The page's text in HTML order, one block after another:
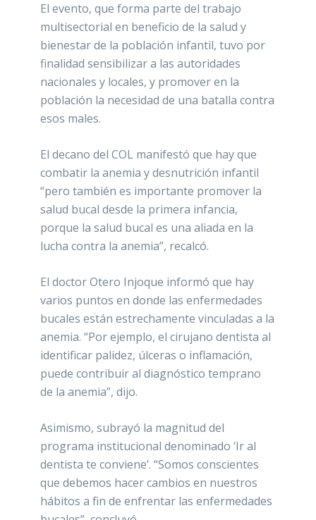
El evento, que forma parte del trabajo
multisectorial en beneficio de la salud y
bienestar de la población infantil, tuvo por
finalidad sensibilizar a las autoridades
nacionales y locales, y promover en la
población la necesidad de una batalla contra
esos males.
El decano del COL manifestó que hay que
combatir la anemia y desnutrición infantil
“pero también es importante promover la
salud bucal desde la primera infancia,
porque la salud bucal es una aliada en la
lucha contra la anemia”, recalcó.
El doctor Otero Injoque informó que hay
varios puntos en donde las enfermedades
bucales están estrechamente vinculadas a la
anemia. “Por ejemplo, el cirujano dentista al
identificar palidez, úlceras o inflamación,
puede contribuir al diagnóstico temprano
de la anemia”, dijo.
Asimismo, subrayó la magnitud del
programa institucional denominado ‘Ir al
dentista te conviene’. “Somos conscientes
que debemos hacer cambios en nuestros
hábitos a fin de enfrentar las enfermedades